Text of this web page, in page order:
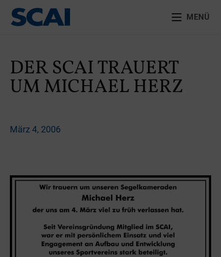
MENÜ
DER SCAI TRAUERT
UM MICHAEL HERZ
März 4, 2006